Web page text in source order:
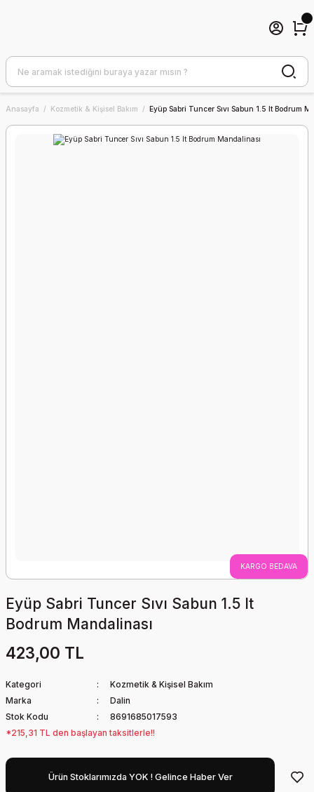
Anasayfa Kozmetik & Kişisel Bakım Eyüp Sabri Tuncer Sıvı Sabun 1.5 lt Bodrum
KARGO BEDAVA
Eyüp Sabri Tuncer Sıvı Sabun 1.5 lt
Bodrum Mandalinası
423,00 TL
Kategori
Kozmetik & Kişisel Bakım
Marka
Dalin
Stok Kodu
8691685017593
*215,31 TL den başlayan taksitlerle!!
Ürün Stoklarımızda YOK ! Gelince Haber Ver